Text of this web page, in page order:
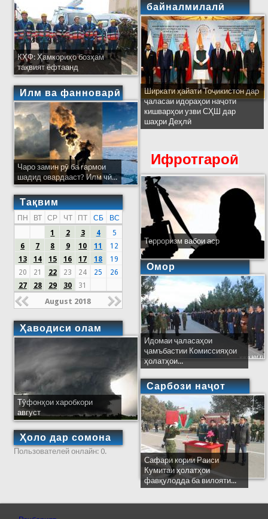
КҲФ: Ҳамкориҳо бозҳам
тақвият ёфтаанд
Илм ва фанноварӣ
Чаро замин рӯ ба гармои
шадид овардааст? Илм чӣ...
Тақвим
ПН ВТ СР ЧТ ПТ СБ
ВС
1
2 3 4
5
6
7 8 9 10 11
12
13
14 15 16 17 18
19
20
21 22 23 24 25
26
27
28 29 30 31
August 2018
Ҳаводиси олам
Тӯфонҳои харобкори
август
Ҳоло дар сомона
Пользователей онлайн: 0.
байналмилалӣ
Ширкати ҳайати Тоҷикистон дар
ҷаласаи идораҳои наҷоти
кишварҳои узви СҲШ дар
шаҳри Деҳлӣ
Ифротгароӣ
Терроризм вабои аср
Омор
Идомаи ҷаласаҳои
ҷамъбастии Комиссияҳои
ҳолатҳои...
Сарбози наҷот
Сафари кории Раиси
Кумитаи ҳолатҳои
фавқулодда ба вилояти...